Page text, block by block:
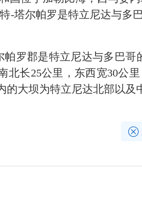
-塔尔帕罗是特立尼达与多
帕罗郡是特立尼达与多巴
北长25公里，东西宽30公
的大坝为特立尼达北部以及